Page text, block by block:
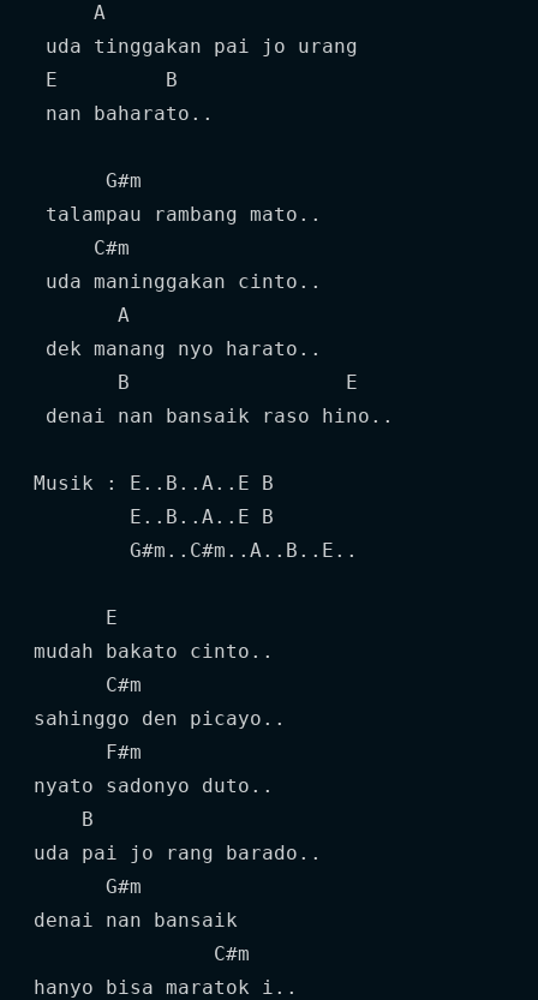
     A
uda tinggakan pai jo urang
E         B
nan baharato..
      G#m
talampau rambang mato..
     C#m
uda maninggakan cinto..
       A
dek manang nyo harato..
       B                  E
denai nan bansaik raso hino..
Musik : E..B..A..E B
        E..B..A..E B
        G#m..C#m..A..B..E..
      E
mudah bakato cinto..
      C#m
sahinggo den picayo..
      F#m
nyato sadonyo duto..
    B
uda pai jo rang barado..
      G#m
denai nan bansaik
               C#m
hanyo bisa maratok i..